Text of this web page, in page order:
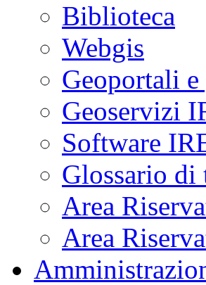
Biblioteca
Webgis
Geoportali
Geoservizi
Software
Glossario di
Area
Area